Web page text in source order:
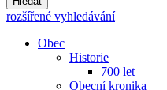
rozšířené vyhledávání
Obec
Historie
700 let
Obecní kronika